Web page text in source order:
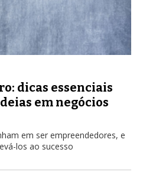
dicas essenciais
em negócios
em ser empreendedores, e
los ao sucesso